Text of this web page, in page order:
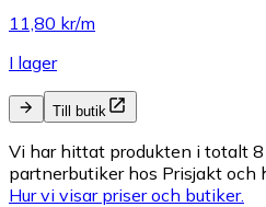
11,80 kr/m
I lager
Till butik
Vi har hittat produkten i totalt 8
partnerbutiker hos Prisjakt och
Hur vi visar priser och butiker.